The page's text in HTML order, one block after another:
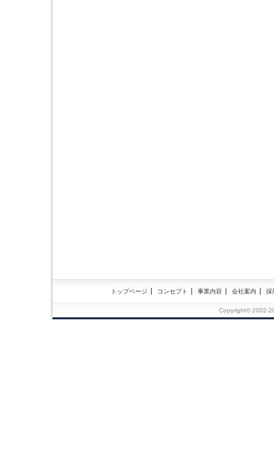
トップページ コンセプト 事業内容 会社案内 採
Copyright© 2002-